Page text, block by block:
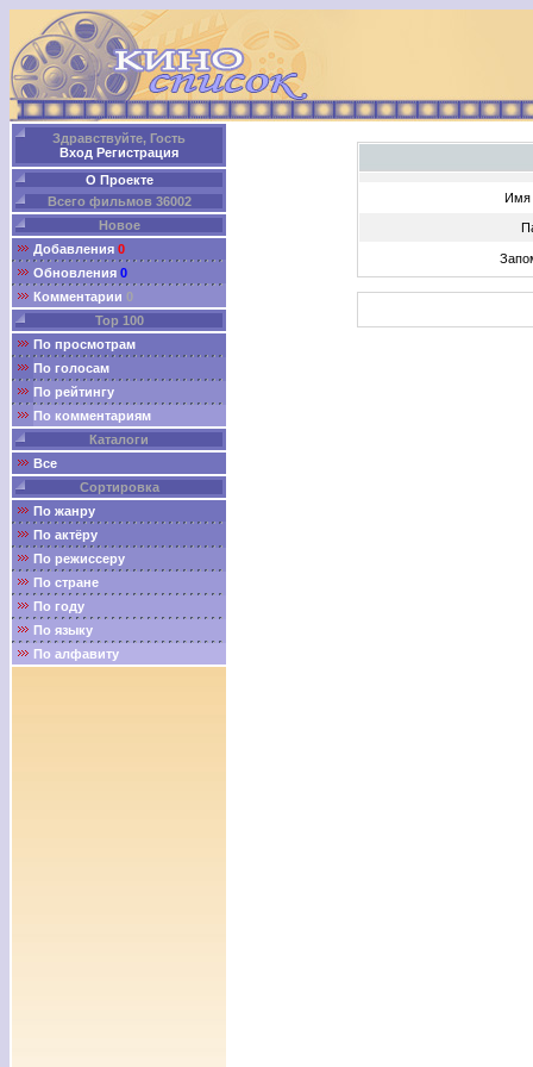
Здравствуйте, Гость
Вход Регистрация
О Проекте
Всего фильмов 36002
Новое
Добавления 0
Обновления 0
Комментарии 0
Top 100
По просмотрам
По голосам
По рейтингу
По комментариям
Каталоги
Все
Сортировка
По жанру
По актёру
По режиссеру
По стране
По году
По языку
По алфавиту
Имя